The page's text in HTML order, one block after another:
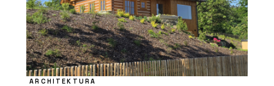
ARCHITEKTURA